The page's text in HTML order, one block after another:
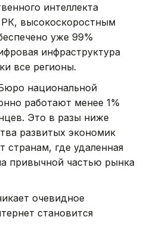
интеллекта
высокоскоростным
уже 99%
инфраструктура
все регионы.
национальной
работают менее 1%
Это в разы ниже
развитых экономик
странам, где удаленная
привычной частью рынка
очевидное
становится